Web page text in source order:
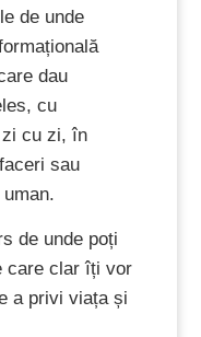
de unde
dau
cu
cu zi, în
sau
de unde poți
care clar îți vor
a privi viața și